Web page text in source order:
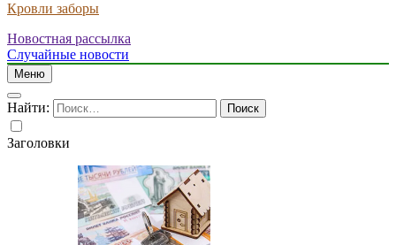
Кровли заборы
Новостная рассылка
Случайные новости
Меню
Найти:
Заголовки